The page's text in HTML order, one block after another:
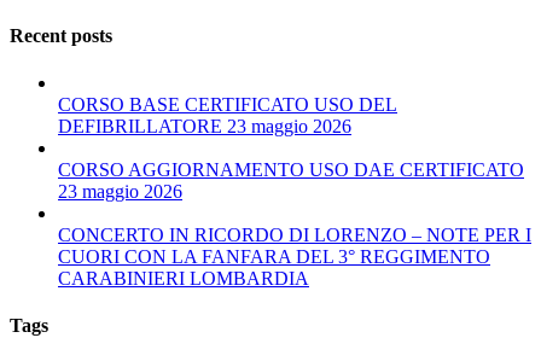
Recent posts
CORSO BASE CERTIFICATO USO DEL
DEFIBRILLATORE 23 maggio 2026
CORSO AGGIORNAMENTO USO DAE CERTIFICATO
23 maggio 2026
CONCERTO IN RICORDO DI LORENZO – NOTE PER I
CUORI CON LA FANFARA DEL 3° REGGIMENTO
CARABINIERI LOMBARDIA
Tags